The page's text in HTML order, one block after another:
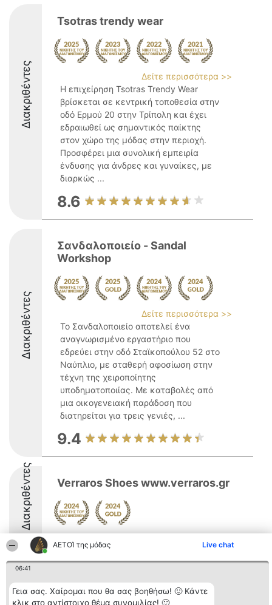
ΑΕΤΟΊ της μόδας Live chat
06:41
Γεια σας. Χαίρομαι που θα σας βοηθήσω! 🙂 Κάντε
κλικ στο αντίστοιχο θέμα συνομιλίας! 🙂
Διακριθέντες
Tsotras trendy wear
Δείτε περισσότερα >>
Η επιχείρηση Tsotras Trendy Wear
βρίσκεται σε κεντρική τοποθεσία στην
οδό Ερμού 20 στην Τρίπολη και έχει
εδραιωθεί ως σημαντικός παίκτης
στον χώρο της μόδας στην περιοχή.
Προσφέρει μια συνολική εμπειρία
ένδυσης για άνδρες και γυναίκες, με
διαρκώς ...
8.6
Διακριθέντες
Σανδαλοποιείο - Sandal
Workshop
Δείτε περισσότερα >>
Το Σανδαλοποιείο αποτελεί ένα
αναγνωρισμένο εργαστήριο που
εδρεύει στην οδό Σταϊκοπούλου 52 στο
Ναύπλιο, με σταθερή αφοσίωση στην
τέχνη της χειροποίητης
υποδηματοποιίας. Με καταβολές από
μια οικογενειακή παράδοση που
διατηρείται για τρεις γενιές, ...
9.4
Διακριθέντες Verraros Shoes www.verraros.gr
Διοργανωτής της
κατάταξης
BEAUTIFUL COMPANY
Κατάταξη
Διακριθέντες
Λίστα όλων
Επικοινωνία
Επικοινωνία